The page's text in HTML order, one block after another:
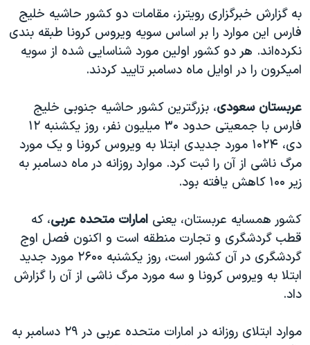
به گزارش خبرگزاری رویترز، مقامات دو کشور حاشیه خلیج
فارس این موارد را بر اساس سویه ویروس کرونا طبقه بندی
نکرده‌اند. هر دو کشور اولین مورد شناسایی شده از سویه
امیکرون را در اوایل ماه دسامبر تایید کردند.
عربستان سعودی، بزرگترین کشور حاشیه جنوبی خلیج
فارس با جمعیتی حدود ۳۰ میلیون نفر، روز یکشنبه ۱۲
دی، ۱۰۲۴ مورد جدیدی ابتلا به ویروس کرونا و یک مورد
مرگ ناشی از آن را ثبت کرد. موارد روزانه در ماه دسامبر به
زیر ۱۰۰ کاهش یافته بود.
کشور همسایه عربستان، یعنی امارات متحده عربی، که
قطب گردشگری و تجارت منطقه است و اکنون فصل اوج
گردشگری در آن کشور است، روز یکشنبه ۲۶۰۰ مورد جدید
ابتلا به ویروس کرونا و سه مورد مرگ ناشی از آن را گزارش
داد.
موارد ابتلای روزانه در امارات متحده عربی در ۲۹ دسامبر به